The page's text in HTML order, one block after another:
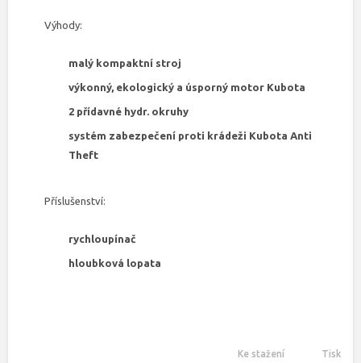
Výhody:
malý kompaktní stroj
výkonný, ekologický a úsporný motor Kubota
2 přídavné hydr. okruhy
systém zabezpečení proti krádeži Kubota Anti
Theft
Příslušenství:
rychloupínač
hloubková lopata
Ke stažení Tisk